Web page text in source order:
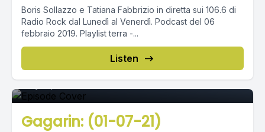
Boris Sollazzo e Tatiana Fabbrizio in diretta sui 106.6 di
Radio Rock dal Lunedì al Venerdì. Podcast del 06
febbraio 2019. Playlist terra -...
Listen
Episode 0
Gagarin: (01-07-21)